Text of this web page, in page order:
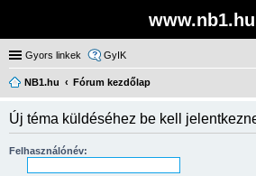
www.nb1.hu
Gyors linkek GyIK
NB1.hu
Fórum kezdőlap
Új téma küldéséhez be kell
Felhasználónév: